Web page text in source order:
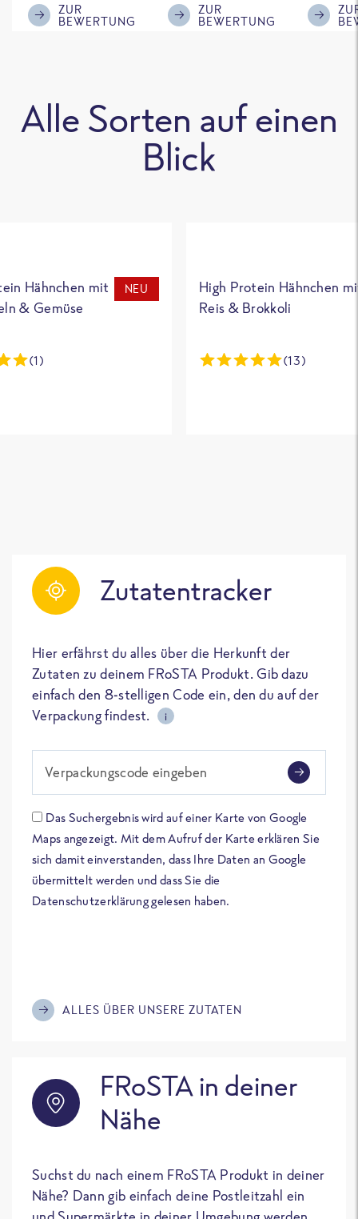
ZUR
BEWERTUNG
ZUR
BEWERTUNG
Alle Sorten auf einen
Blick
Hähnchen mit
& Gemüse
NEU
(1)
High Protein Hähnchen
Reis & Brokkoli
(13)
Zutatentracker
Hier erfährst du alles über die Herkunft der
Zutaten zu deinem FRoSTA Produkt. Gib dazu
einfach den 8-stelligen Code ein, den du auf der
Verpackung findest.
i
Verpackungscode eingeben
Das Suchergebnis wird auf einer Karte von Google
Maps angezeigt. Mit dem Aufruf der Karte erklären Sie
sich damit einverstanden, dass Ihre Daten an Google
übermittelt werden und dass Sie die
Datenschutzerklärung gelesen haben.
ALLES ÜBER UNSERE ZUTATEN
FRoSTA in deiner
Nähe
Suchst du nach einem FRoSTA Produkt in deiner
Nähe? Dann gib einfach deine Postleitzahl ein